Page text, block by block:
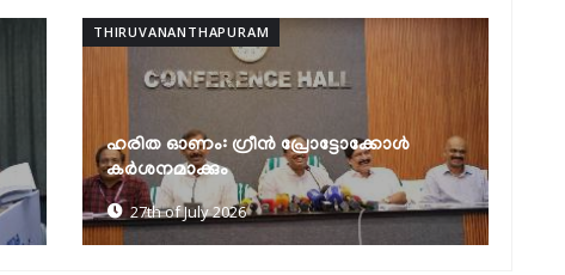
THIRUVANANTHAPURAM
കർക്കടക വാവുബലി ഒരുക്കങ്ങൾ
വിലയിരുത്തി മന്ത്രി കെ. മുരളീധരൻ
25th of July 2026